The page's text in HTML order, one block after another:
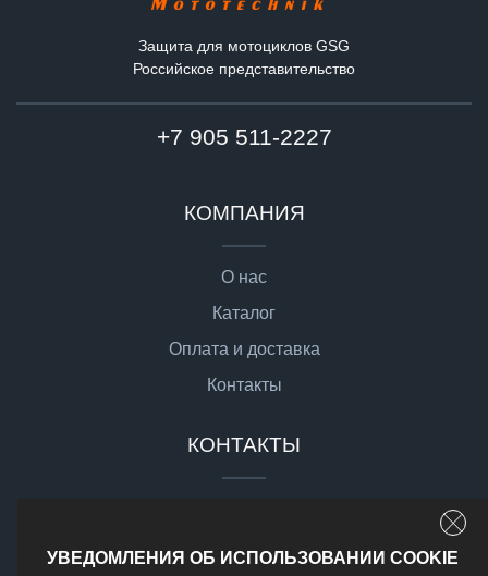
Защита для мотоциклов GSG
Российское представительство
+7 905 511-2227
КОМПАНИЯ
О нас
Каталог
Оплата и доставка
Контакты
КОНТАКТЫ
Доставка по РФ
УВЕДОМЛЕНИЯ ОБ ИСПОЛЬЗОВАНИИ COOKIE